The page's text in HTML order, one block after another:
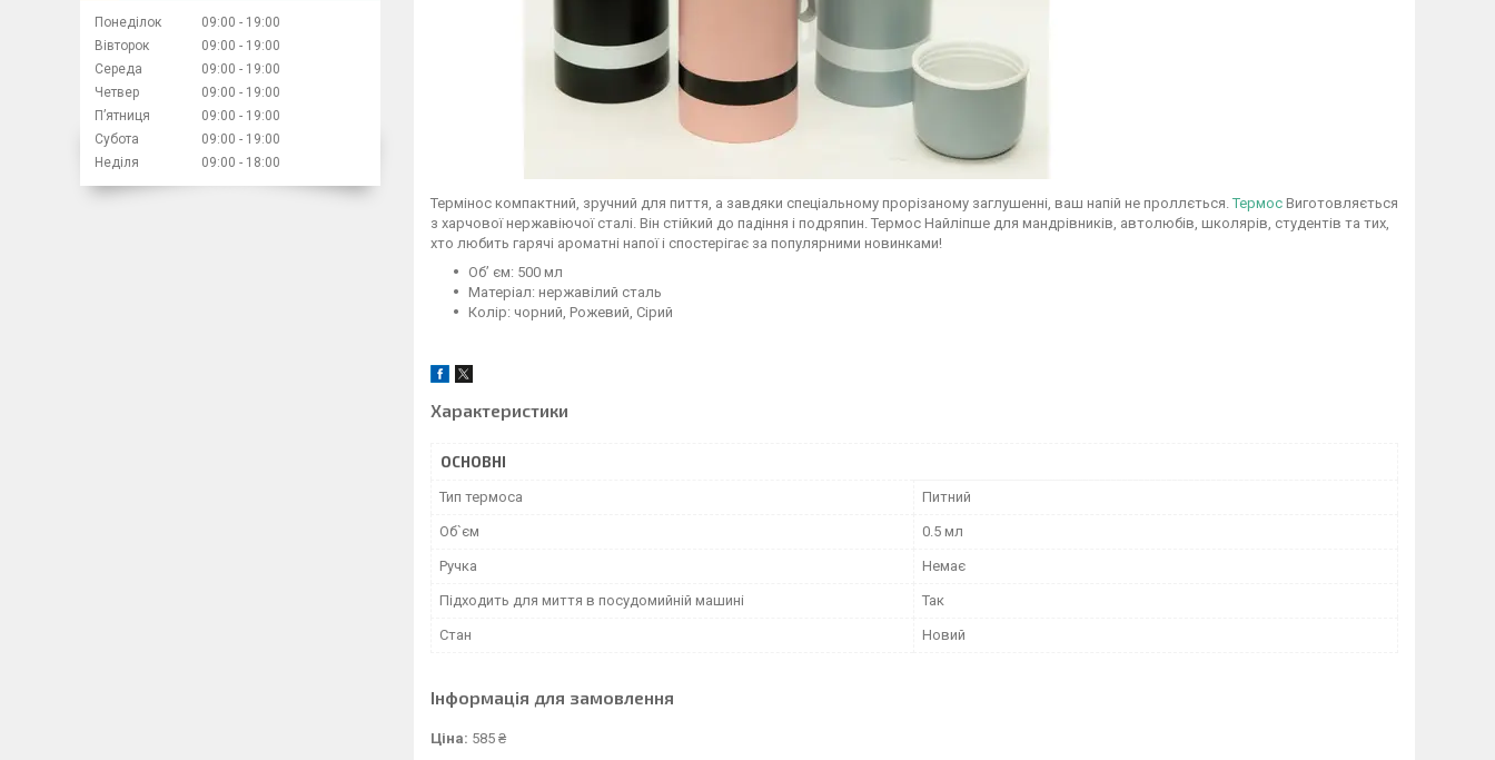
Термінос компактний, зручний для пиття, а завдяки спеціальному прорізаному заглушенні, ваш напій не проллється.Термос Виготовляється
з харчової нержавіючої сталі. Він стійкий до падіння і подряпин. Термос Найліпше для мандрівників, автолюбів, школярів, студентів та тих,
хто любить гарячі ароматні напої і спостерігає за популярними новинками!
Об’ єм: 500 мл
Матеріал: нержавілий сталь
Колір: чорний, Рожевий, Сірий
Характеристики
ОСНОВНІ
Тип термоса Питний
Об`єм 0.5 мл
Ручка Немає
Підходить для миття в посудомийній машині Так
Стан Новий
Інформація для замовлення
Ціна: 585 ₴
Понеділок 09:00
19:00
Вівторок
09:00
19:00
Середа
09:00
19:00
Четвер
09:00
19:00
Пʼятниця
09:00
19:00
Субота
09:00
19:00
Неділя
09:00 18:00